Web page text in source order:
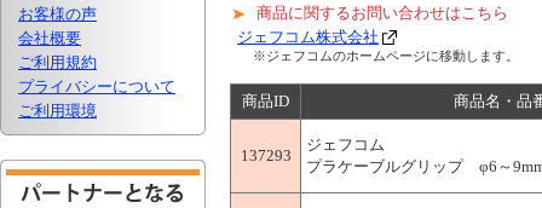
お客様の声
会社概要
ご利用規約
プライバシーについて
ご利用環境
商品に関するお問い合わせはこちら
ジェフコム株式会社
※ジェフコムのホームページに移動します。
商品ID 商品名・品
137293
ジェフコム
プラケーブルグリップ φ6～